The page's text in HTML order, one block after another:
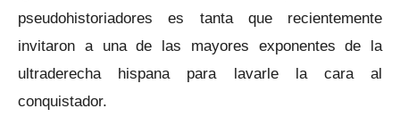
pseudohistoriadores es tanta que recientemente
invitaron a una de las mayores exponentes de la
ultraderecha hispana para lavarle la cara al
conquistador.